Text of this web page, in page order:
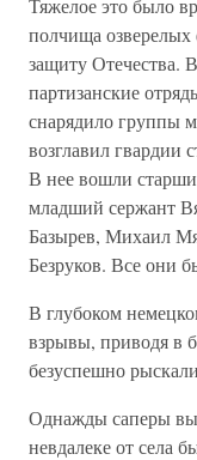
Тяжелое это было
полчища
защиту Отечества.
партизанские
снарядило группы
возглавил гвардии
В нее вошли
младший сержант
Базырев, Михаил
Безруков. Все они
В глубоком
взрывы, приводя в
безуспешно
Однажды саперы
невдалеке от села